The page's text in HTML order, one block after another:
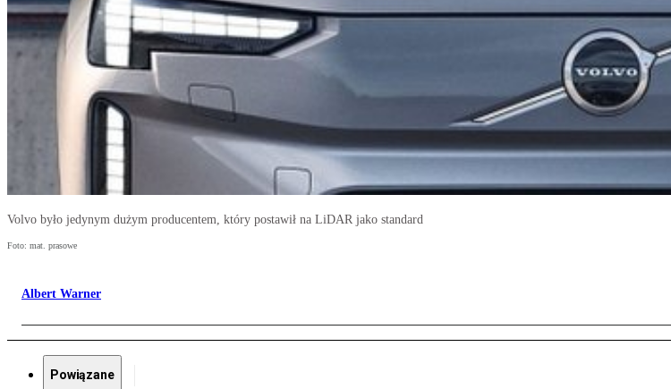
Volvo było jedynym dużym producentem, który postawił na LiDAR jako standard
Foto: mat. prasowe
Albert Warner
Powiązane